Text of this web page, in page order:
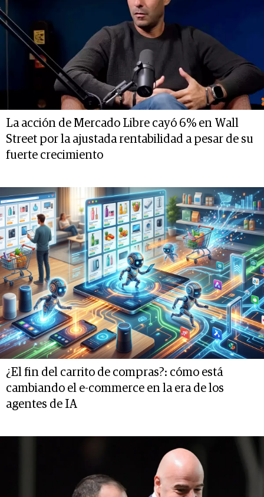
La acción de Mercado Libre cayó 6% en Wall
Street por la ajustada rentabilidad a pesar de su
fuerte crecimiento
¿El fin del carrito de compras?: cómo está
cambiando el e-commerce en la era de los
agentes de IA